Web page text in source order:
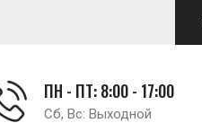
ПН - ПТ: 8:00 - 17:00
Сб, Вс: Выходной